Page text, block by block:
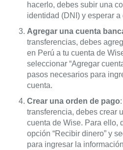
hacerlo, debes subir una
identidad (DNI) y esperar
Agregar una cuenta
transferencias, debes
en Perú a tu cuenta de
seleccionar “Agregar
pasos necesarios para
cuenta.
Crear una orden de pago
transferencia, debes crear
cuenta de Wise. Para ello,
opción “Recibir dinero” y
para ingresar la